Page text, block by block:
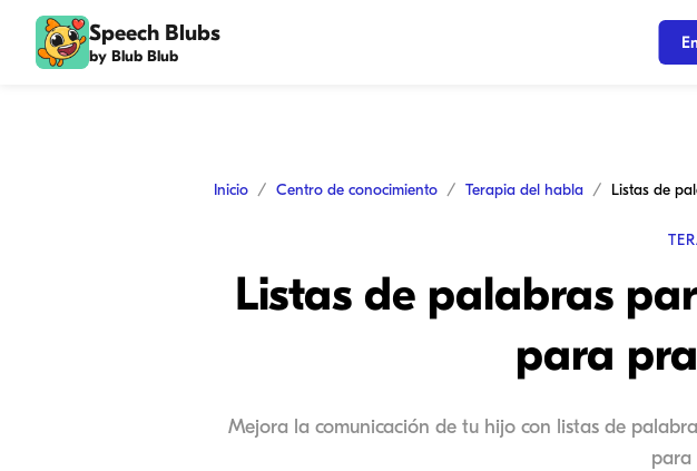
Speech Blubs
by Blub Blub
Inicio Centro de conocimiento Terapia del habla
Listas de palabras
para
Mejora la comunicación de tu hijo con listas de
para